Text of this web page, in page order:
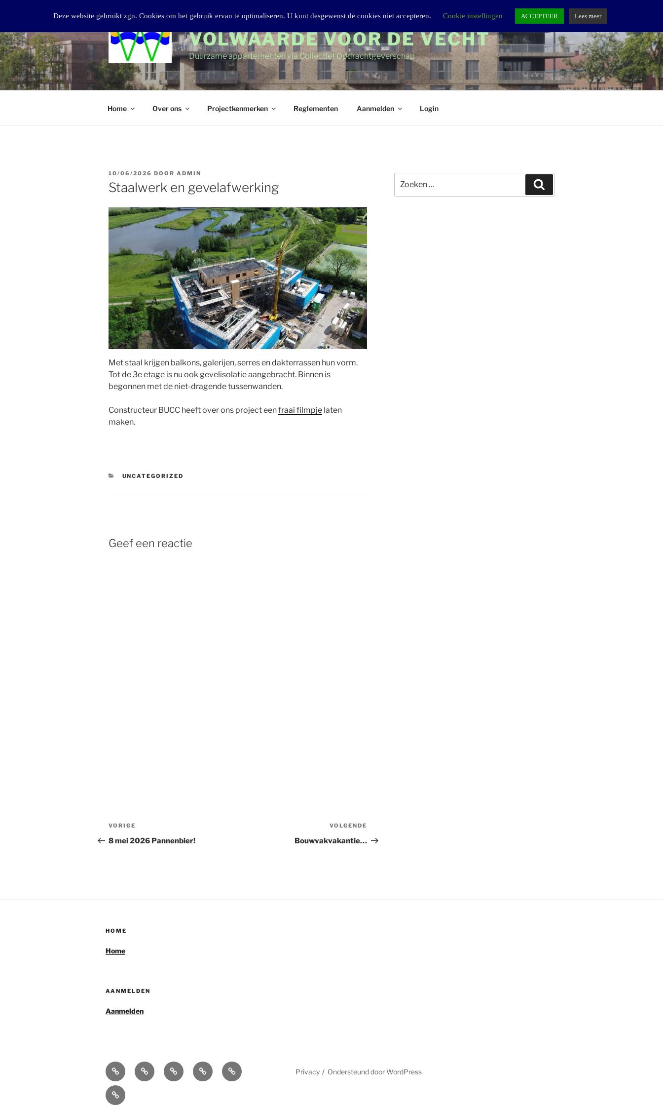
inhoud
VOLWAARDE VOOR DE VECHT
Duurzame appartementen via Collectief Opdrachtgeverschap
Home Over ons Projectkenmerken Reglementen Aanmelden Login
GEPLAATST
OP
10/06/2026 DOOR ADMIN
Staalwerk en gevelafwerking
Met staal krijgen balkons, galerijen, serres en dakterrassen hun vorm.
Tot de 3e etage is nu ook gevelisolatie aangebracht. Binnen is
begonnen met de niet-dragende tussenwanden.
Constructeur BUCC heeft over ons project eenfraai filmpje laten
maken.
CATEGORIEËN
UNCATEGORIZED
Geef een reactie
Bericht
navigatie
Vorig
bericht
VORIGE
8 mei 2026 Pannenbier!
bericht
VOLGENDE
Bouwvakvakantie…
naar:
HOME
Home
AANMELDEN
Aanmelden
Home
Over
ons
Projectkenmerken
ReglementenAanmelden
Login
Privacy Ondersteund door WordPress
Deze website gebruikt zgn. Cookies om het gebruik ervan te optimaliseren. U kunt desgewenst de cookies niet accepteren. Cookie instellingen ACCEPTEER Lees meer